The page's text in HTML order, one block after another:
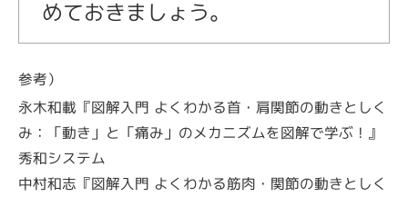
めておきましょう。
参考）
永木和載『図解入門 よくわかる首・肩関節の動きとしく
み：「動き」と「痛み」のメカニズムを図解で学ぶ！』
秀和システム
中村和志『図解入門 よくわかる筋肉・関節の動きとしく